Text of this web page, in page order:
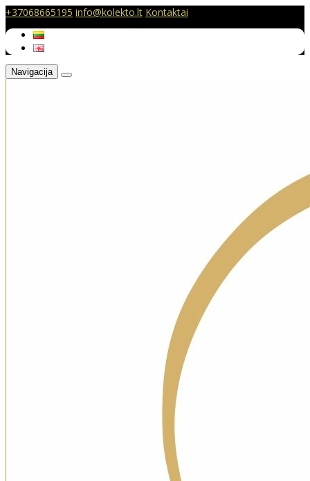
+37068665195 info@kolekto.lt Kontaktai
Navigacija